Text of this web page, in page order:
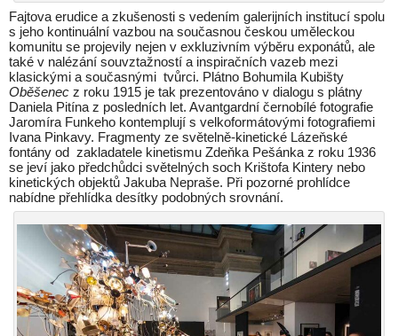
Fajtova erudice a zkušenosti s vedením galerijních institucí spolu
s jeho kontinuální vazbou na současnou českou uměleckou
komunitu se projevily nejen v exkluzivním výběru exponátů, ale
také v nalézání souvztažností a inspiračních vazeb mezi
klasickými a současnými tvůrci. Plátno Bohumila Kubišty
Oběšenec z roku 1915 je tak prezentováno v dialogu s plátny
Daniela Pitína z posledních let. Avantgardní černobílé fotografie
Jaromíra Funkeho kontemplují s velkoformátovými fotografiemi
Ivana Pinkavy. Fragmenty ze světelně-kinetické Lázeňské
fontány od zakladatele kinetismu Zdeňka Pešánka z roku 1936
se jeví jako předchůdci světelných soch Krištofa Kintery nebo
kinetických objektů Jakuba Nepraše. Při pozorné prohlídce
nabídne přehlídka desítky podobných srovnání.